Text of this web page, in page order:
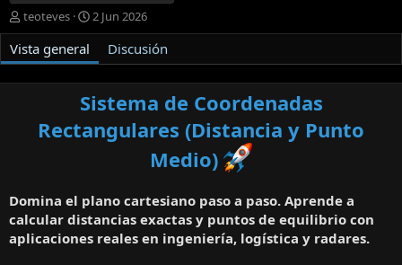
A
u
t
o
r
teoteves
F
e
h
a
d
e
c
c
i
ó
n
2 Jun 2026
Vista general Discusión
Sistema de Coordenadas
Rectangulares (Distancia y Punto
Medio)
Domina el plano cartesiano paso a paso. Aprende a
calcular distancias exactas y puntos de equilibrio con
aplicaciones reales en ingeniería, logística y radares.